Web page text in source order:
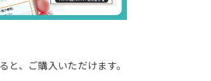
と、ご購入いただけます。